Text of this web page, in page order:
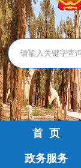
首 页
政务服务